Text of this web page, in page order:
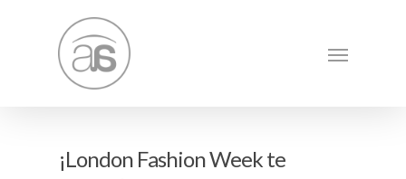
¡London Fashion Week te